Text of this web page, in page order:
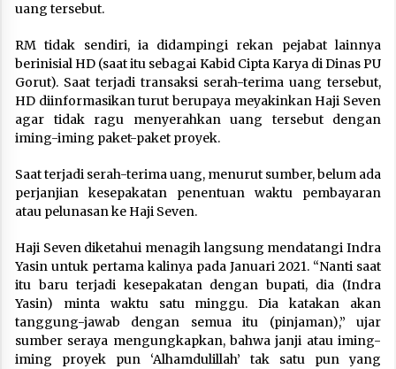
uang tersebut.
RM tidak sendiri, ia didampingi rekan pejabat lainnya
berinisial HD (saat itu sebagai Kabid Cipta Karya di Dinas PU
Gorut). Saat terjadi transaksi serah-terima uang tersebut,
HD diinformasikan turut berupaya meyakinkan Haji Seven
agar tidak ragu menyerahkan uang tersebut dengan
iming-iming paket-paket proyek.
Saat terjadi serah-terima uang, menurut sumber, belum ada
perjanjian kesepakatan penentuan waktu pembayaran
atau pelunasan ke Haji Seven.
Haji Seven diketahui menagih langsung mendatangi Indra
Yasin untuk pertama kalinya pada Januari 2021. “Nanti saat
itu baru terjadi kesepakatan dengan bupati, dia (Indra
Yasin) minta waktu satu minggu. Dia katakan akan
tanggung-jawab dengan semua itu (pinjaman),” ujar
sumber seraya mengungkapkan, bahwa janji atau iming-
iming proyek pun ‘Alhamdulillah’ tak satu pun yang